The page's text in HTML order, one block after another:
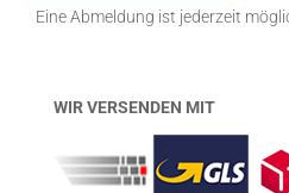
Eine Abmeldung ist jederzeit
WIR VERSENDEN MIT